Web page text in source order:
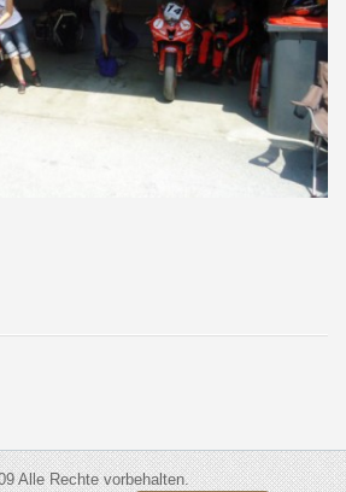
Alle Rechte vorbehalten.